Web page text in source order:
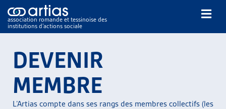
association romande et tessinoise des
institutions d’actions sociale
DEVENIR
MEMBRE
L’Artias compte dans ses rangs des membres collectifs (les